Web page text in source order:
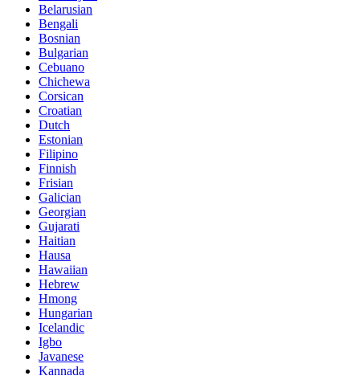
Belarusian
Bengali
Bosnian
Bulgarian
Cebuano
Chichewa
Corsican
Croatian
Dutch
Estonian
Filipino
Finnish
Frisian
Galician
Georgian
Gujarati
Haitian
Hausa
Hawaiian
Hebrew
Hmong
Hungarian
Icelandic
Igbo
Javanese
Kannada